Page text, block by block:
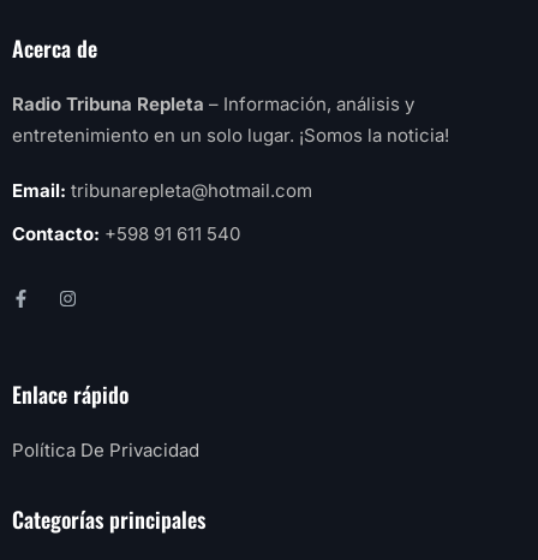
Acerca de
Radio Tribuna Repleta – Información, análisis y
entretenimiento en un solo lugar. ¡Somos la noticia!
Email: tribunarepleta@hotmail.com
Contacto: +598 91 611 540
Enlace rápido
Política De Privacidad
Categorías principales